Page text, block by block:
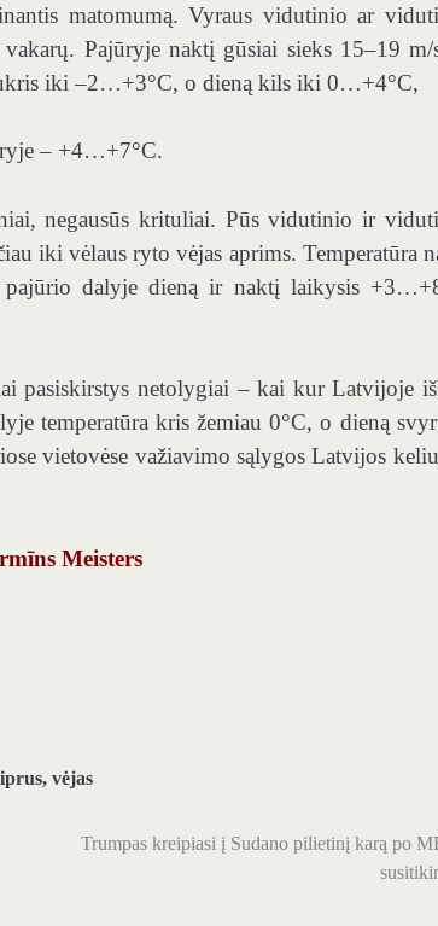
matomumą. Vyraus vidutinio ar
Pajūryje naktį gūsiai sieks 15–19 m/
iki –2…+3°C, o dieną kils iki 0…+4°C,
– +4…+7°C.
negausūs krituliai. Pūs vidutinio ir
iki vėlaus ryto vėjas aprims. Temperatūra
dalyje dieną ir naktį laikysis
pasiskirstys netolygiai – kai kur Latvijoje
temperatūra kris žemiau 0°C, o dieną
vietovėse važiavimo sąlygos Latvijos
Meisters
, vėjas
Trumpas kreipiasi į Sudano pilietinį karą po